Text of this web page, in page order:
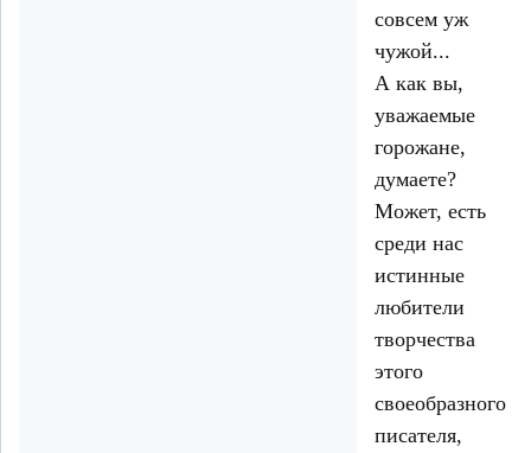
совсем уж
чужой...
А как вы,
уважаемые
горожане,
думаете?
Может, есть
среди нас
истинные
любители
творчества
этого
своеобразного
писателя,